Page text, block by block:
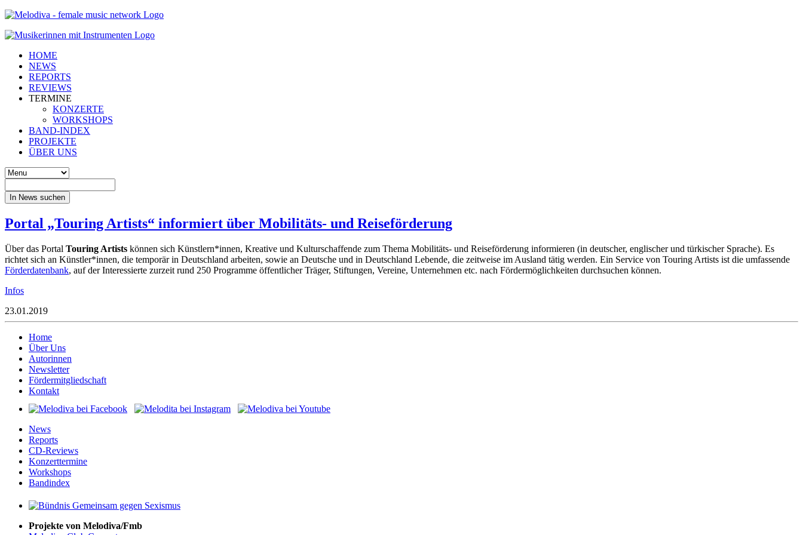
HOME
NEWS
REPORTS
REVIEWS
TERMINE
KONZERTE
WORKSHOPS
BAND-INDEX
PROJEKTE
ÜBER UNS
In News suchen
Portal „Touring Artists“ informiert über Mobilitäts- und Reiseförderung
Über das Portal Touring Artists können sich Künstlern*innen, Kreative und Kulturschaffende zum Thema Mobilitäts- und Reiseförderung informieren (in deutscher, englischer und türkischer Sprache). Es
richtet sich an Künstler*innen, die temporär in Deutschland arbeiten, sowie an Deutsche und in Deutschland Lebende, die zeitweise im Ausland tätig werden. Ein Service von Touring Artists ist die umfassende
Förderdatenbank, auf der Interessierte zurzeit rund 250 Programme öffentlicher Träger, Stiftungen, Vereine, Unternehmen etc. nach Fördermöglichkeiten durchsuchen können.
Infos
23.01.2019
Home
Über Uns
Autorinnen
Newsletter
Fördermitgliedschaft
Kontakt
News
Reports
CD-Reviews
Konzerttermine
Workshops
Bandindex
Projekte von Melodiva/Fmb